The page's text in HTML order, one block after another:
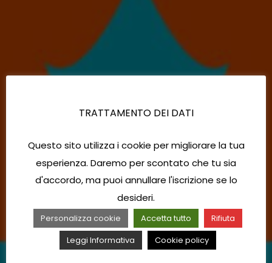
TRATTAMENTO DEI DATI
Questo sito utilizza i cookie per migliorare la tua
esperienza. Daremo per scontato che tu sia
d'accordo, ma puoi annullare l'iscrizione se lo
desideri.
Personalizza cookie Accetta tutto
Rifiuta
Leggi Informativa
Cookie policy